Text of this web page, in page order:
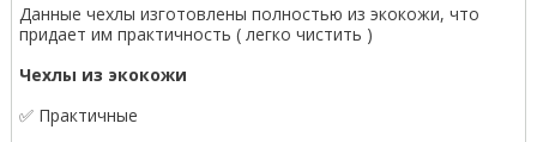
Данные чехлы изготовлены полностью из экокожи, что
придает им практичность ( легко чистить )
Чехлы из экокожи
✅ Практичные